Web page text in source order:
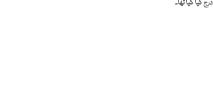
درج کیا گیا تھا۔